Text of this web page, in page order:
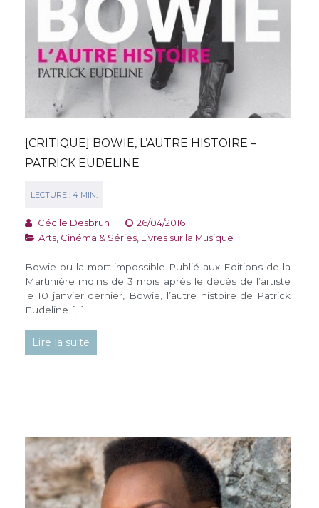
[CRITIQUE] BOWIE, L’AUTRE HISTOIRE –
PATRICK EUDELINE
Cécile Desbrun
26/04/2016
Arts, Cinéma & Séries, Livres sur la Musique
Bowie ou la mort impossible Publié aux Editions de la
Martinière moins de 3 mois après le décès de l’artiste
le 10 janvier dernier, Bowie, l’autre histoire de Patrick
Eudeline […]
Lire la suite